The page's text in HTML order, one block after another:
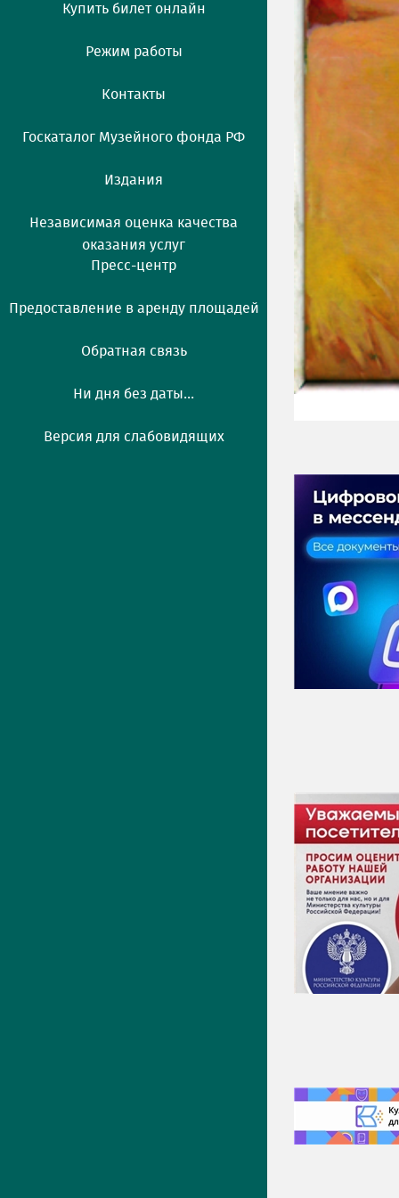
Купить билет онлайн
Режим работы
Контакты
Госкаталог Музейного фонда РФ
Издания
Независимая оценка качества
оказания услуг
Пресс-центр
Предоставление в аренду площадей
Обратная связь
Ни дня без даты...
Версия для слабовидящих